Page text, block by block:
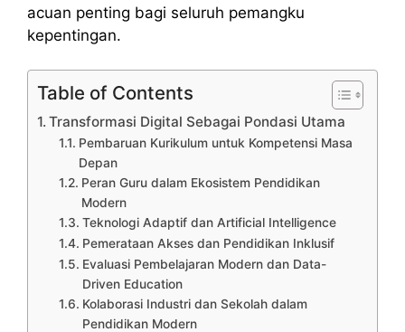
acuan penting bagi seluruh pemangku
kepentingan.
Table of Contents
Transformasi Digital Sebagai Pondasi Utama
Pembaruan Kurikulum untuk Kompetensi Masa
Depan
Peran Guru dalam Ekosistem Pendidikan
Modern
Teknologi Adaptif dan Artificial Intelligence
Pemerataan Akses dan Pendidikan Inklusif
Evaluasi Pembelajaran Modern dan Data-
Driven Education
Kolaborasi Industri dan Sekolah dalam
Pendidikan Modern